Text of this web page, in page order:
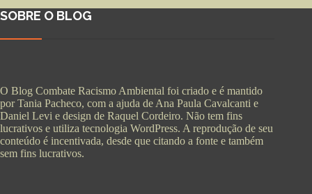
SOBRE O BLOG
O Blog Combate Racismo Ambiental foi criado e é mantido
por Tania Pacheco, com a ajuda de Ana Paula Cavalcanti e
Daniel Levi e design de Raquel Cordeiro. Não tem fins
lucrativos e utiliza tecnologia WordPress. A reprodução de seu
conteúdo é incentivada, desde que citando a fonte e também
sem fins lucrativos.